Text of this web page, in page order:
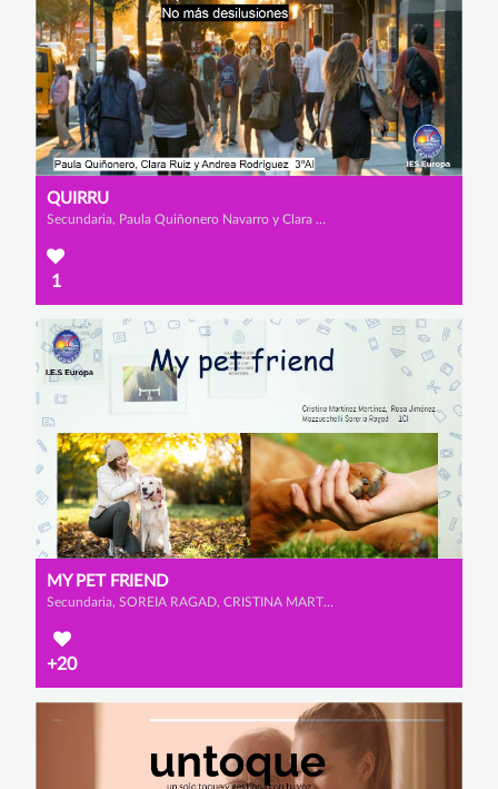
QUIRRU
Secundaria, Paula Quiñonero Navarro y Clara Ruiz Salas
1
MY PET FRIEND
Secundaria, SOREIA RAGAD, CRISTINA MARTÍNEZ MARTÍNEZ y ROSA CATALINA JIÉNEZ MAZZUCCHELLI
+20